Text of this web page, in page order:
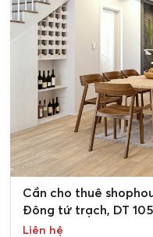
Cần cho thuê
Đông tứ trạch, DT
Liên hệ